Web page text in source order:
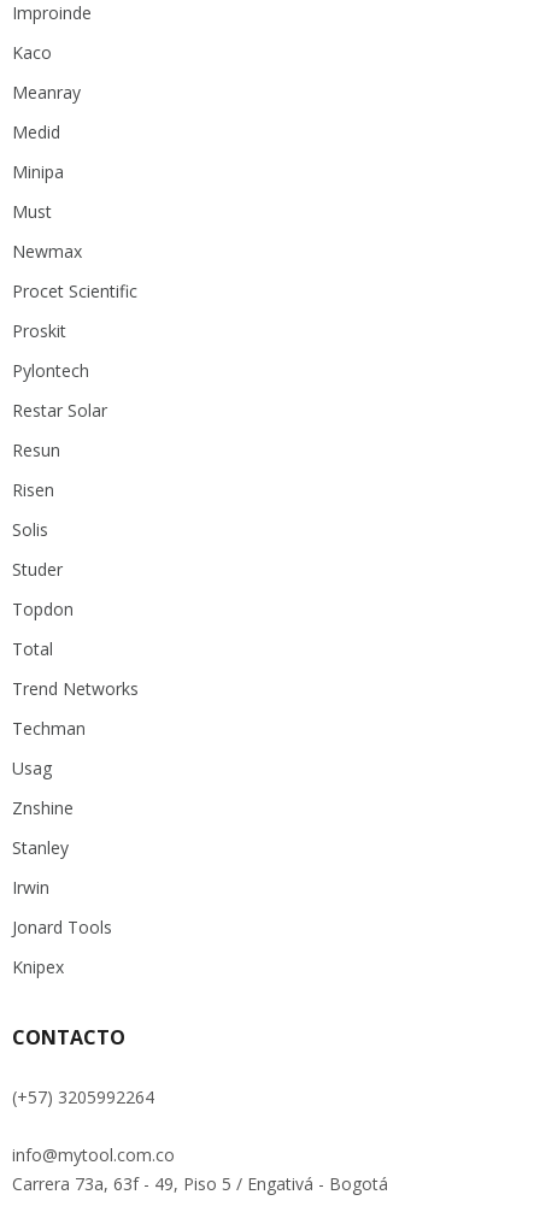
Improinde
Kaco
Meanray
Medid
Minipa
Must
Newmax
Procet Scientific
Proskit
Pylontech
Restar Solar
Resun
Risen
Solis
Studer
Topdon
Total
Trend Networks
Techman
Usag
Znshine
Stanley
Irwin
Jonard Tools
Knipex
CONTACTO
(+57) 3205992264
info@mytool.com.co
Carrera 73a, 63f - 49, Piso 5 / Engativá - Bogotá